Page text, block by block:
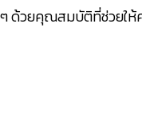
ด้วยคุณสมบัติที่ช่วยใ